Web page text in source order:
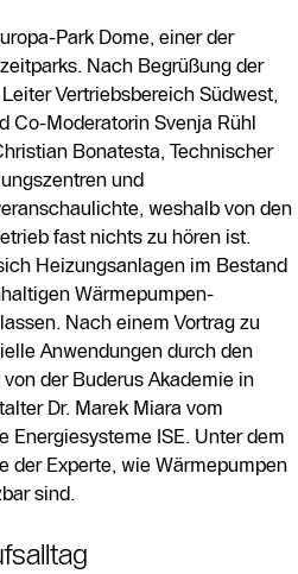
Park Dome, einer der
Nach Begrüßung der
Vertriebsbereich Südwest,
Co-Moderatorin Svenja Rühl
Bonatesta, Technischer
und
weshalb von den
fast nichts zu hören ist.
Heizungsanlagen im Bestand
Wärmepumpen-
Nach einem Vortrag zu
Anwendungen durch den
der Buderus Akademie in
Dr. Marek Miara vom
Energiesysteme ISE. Unter dem
der Experte, wie Wärmepumpen
sind.